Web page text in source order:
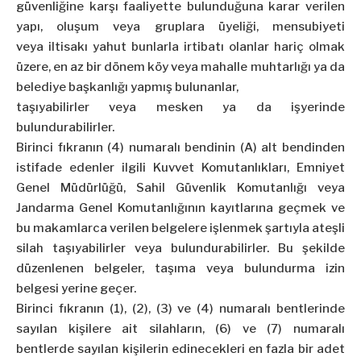
güvenliğine karşı faaliyette bulunduğuna karar verilen
yapı, oluşum veya gruplara üyeliği, mensubiyeti
veya iltisakı yahut bunlarla irtibatı olanlar hariç olmak
üzere, en az bir dönem köy veya mahalle muhtarlığı ya da
belediye başkanlığı yapmış bulunanlar,
taşıyabilirler veya mesken ya da işyerinde
bulundurabilirler.
Birinci fıkranın (4) numaralı bendinin (A) alt bendinden
istifade edenler ilgili Kuvvet Komutanlıkları, Emniyet
Genel Müdürlüğü, Sahil Güvenlik Komutanlığı veya
Jandarma Genel Komutanlığının kayıtlarına geçmek ve
bu makamlarca verilen belgelere işlenmek şartıyla ateşli
silah taşıyabilirler veya bulundurabilirler. Bu şekilde
düzenlenen belgeler, taşıma veya bulundurma izin
belgesi yerine geçer.
Birinci fıkranın (1), (2), (3) ve (4) numaralı bentlerinde
sayılan kişilere ait silahların, (6) ve (7) numaralı
bentlerde sayılan kişilerin edinecekleri en fazla bir adet